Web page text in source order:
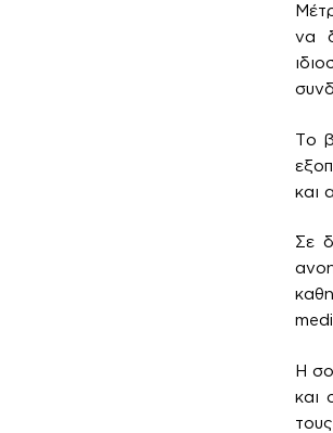
να
Το
και
Σε
Η
και